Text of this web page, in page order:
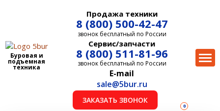
Буровая и
подъемная
техника
Продажа техники
8 (800) 500-42-47
звонок бесплатный по России
Сервис/запчасти
8 (800) 511-81-96
звонок бесплатный по России
E-mail
sale@5bur.ru
ЗАКАЗАТЬ ЗВОНОК
0